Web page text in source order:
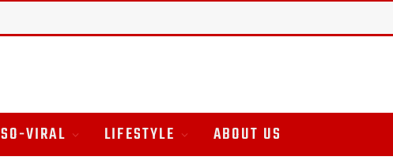
SO-VIRAL LIFESTYLE ABOUT US